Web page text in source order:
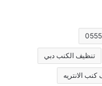
تنظيف الكنب دبي
الانتريه